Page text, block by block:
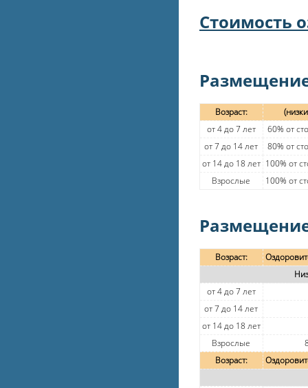
Стоимость
Возраст:
от 4 до 7 лет
60% от
от 7 до 14 лет
80% от
от 14 до 18 лет 100% от
Взрослые
100% от
Возраст:
от 4 до 7 лет
от 7 до 14 лет
от 14 до 18 лет
Взрослые
Возраст: